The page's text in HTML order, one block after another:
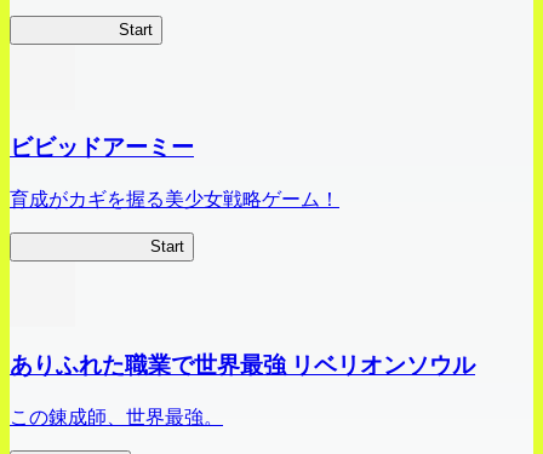
Start
ビビッドアーミー
育成がカギを握る美少女戦略ゲーム！
Start
ありふれた職業で世界最強 リベリオンソウル
この錬成師、世界最強。